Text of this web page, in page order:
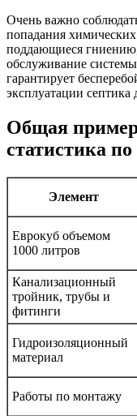
Очень важно
попадания
поддающиеся гниению,
обслуживание
гарантирует
эксплуатации септика
Общая
статистика
Элемент
Еврокуб объемом
1000 литров
Канализационный
тройник, трубы и
фитинги
Гидроизоляционный
материал
Работы по монтажу